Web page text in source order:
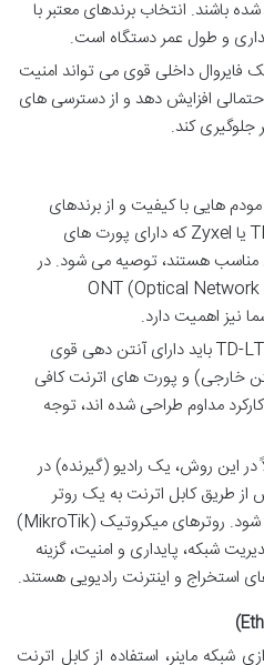
شده باشند. انتخاب برندهای معتبر با
و طول عمر دستگاه است.
فایروال داخلی قوی می تواند امنیت
افزایش دهد و از دسترسی های
جلوگیری کند.
مودم هایی با کیفیت و از برندهای
معتبر مانند TP-Link، D-Link یا Zyxel که دارای پورت های
مناسب هستند، توصیه می شود. در
صورت استفاده از فیبر نوری، ONT (Optical Network
مودم های TD-LTE باید دارای آنتن دهی قوی
خارجی) و پورت های اترنت کافی
مداوم طراحی شده اند، توجه
در این روش، یک رادیو (گیرنده) در
طریق کابل اترنت به یک روتر
قدرتمند در داخل متصل می شود. روترهای میکروتیک (MikroTik)
شبکه، پایداری و امنیت، گزینه
استخراج و اینترنت رادیویی هستند.
شبکه ماینر، استفاده از کابل اترنت